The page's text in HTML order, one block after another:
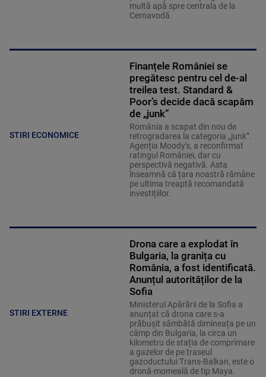
multă apă spre centrala de la
Cernavodă.
STIRI ECONOMICE
Finanțele României se
pregătesc pentru cel de-al
treilea test. Standard &
Poor’s decide dacă scapăm
de „junk”
România a scapat din nou de
retrogradarea la categoria „junk”.
Agenția Moody's, a reconfirmat
ratingul României, dar cu
perspectivă negativă. Asta
înseamnă că țara noastră rămâne
pe ultima treaptă recomandată
investițiilor.
STIRI EXTERNE
Drona care a explodat în
Bulgaria, la granița cu
România, a fost identificată.
Anunțul autorităților de la
Sofia
Ministerul Apărării de la Sofia a
anunțat că drona care s-a
prăbușit sâmbătă dimineața pe un
câmp din Bulgaria, la circa un
kilometru de stația de comprimare
a gazelor de pe traseul
gazoductului Trans-Balkan, este o
dronă-momeală de tip Maya.